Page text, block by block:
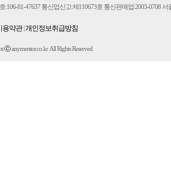
81-47637 통신업신고:제110673호 통신판매업:2003-0708
용약관| 개인정보취급방침
ⓒanymentor.co.kr All Rights Reserved.